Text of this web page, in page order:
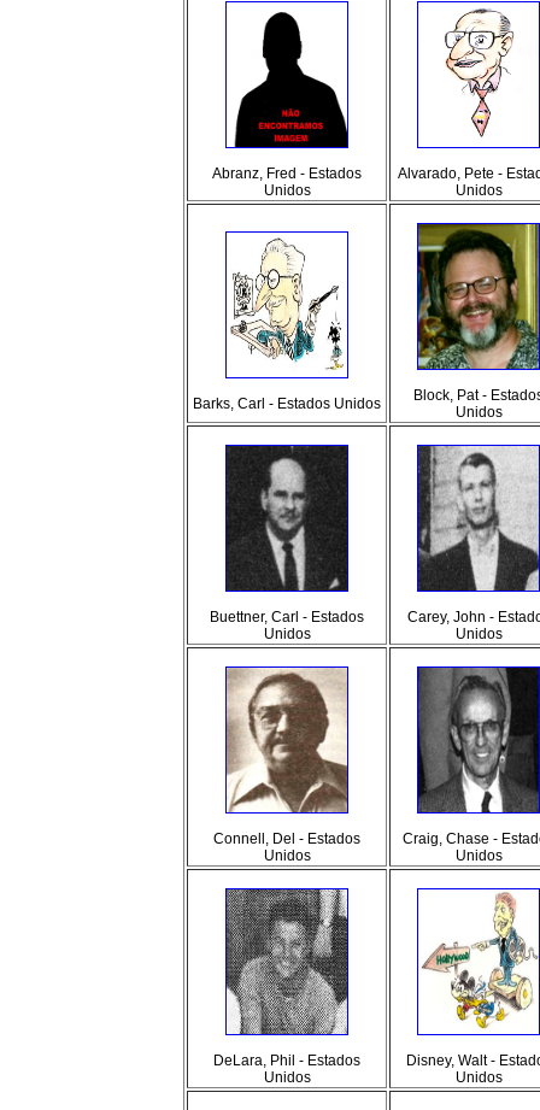
Abranz, Fred - Estados
Unidos
Alvarado, Pete -
Unidos
Barks, Carl - Estados Unidos
Block, Pat -
Unidos
Buettner, Carl - Estados
Unidos
Carey, John -
Unidos
Connell, Del - Estados
Unidos
Craig, Chase -
Unidos
DeLara, Phil - Estados
Unidos
Disney, Walt -
Unidos